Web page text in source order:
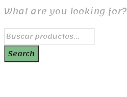
What are you looking for?